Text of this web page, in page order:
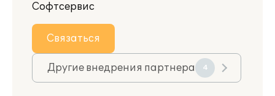
Софтсервис
Связаться
Другие внедрения партнера 4